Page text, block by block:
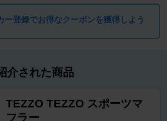
登録でお得なクーポンを獲得しよう
介された商品
TEZZO TEZZO スポーツマ
フラー